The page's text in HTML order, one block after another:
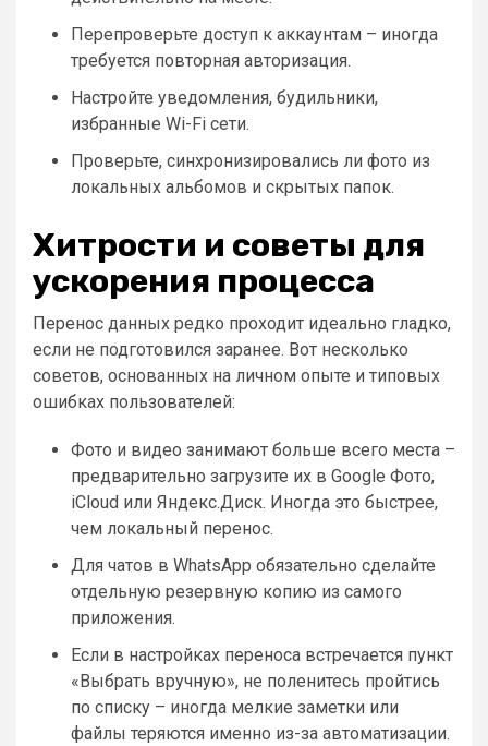
Перепроверьте доступ к аккаунтам – иногда
требуется повторная авторизация.
Настройте уведомления, будильники,
избранные Wi-Fi сети.
Проверьте, синхронизировались ли фото из
локальных альбомов и скрытых папок.
Хитрости и советы для
ускорения процесса
Перенос данных редко проходит идеально гладко,
если не подготовился заранее. Вот несколько
советов, основанных на личном опыте и типовых
ошибках пользователей:
Фото и видео занимают больше всего места –
предварительно загрузите их в Google Фото,
iCloud или Яндекс.Диск. Иногда это быстрее,
чем локальный перенос.
Для чатов в WhatsApp обязательно сделайте
отдельную резервную копию из самого
приложения.
Если в настройках переноса встречается пункт
«Выбрать вручную», не поленитесь пройтись
по списку – иногда мелкие заметки или
файлы теряются именно из-за автоматизации.